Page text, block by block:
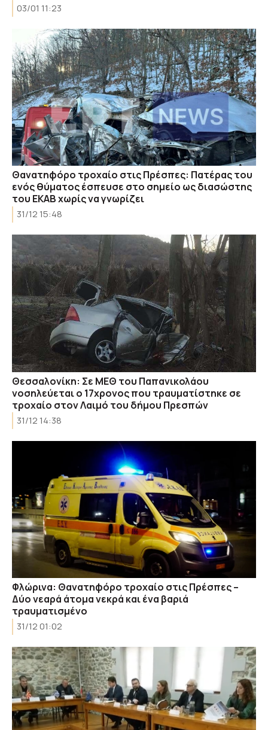
03/01 11:23
Θανατηφόρο τροχαίο στις Πρέσπες: Πατέρας του
ενός θύματος έσπευσε στο σημείο ως διασώστης
του ΕΚΑΒ χωρίς να γνωρίζει
31/12 15:48
Θεσσαλονίκη: Σε ΜΕΘ του Παπανικολάου
νοσηλεύεται ο 17χρονος που τραυματίστηκε σε
τροχαίο στον Λαιμό του δήμου Πρεσπών
31/12 14:38
Φλώρινα: Θανατηφόρο τροχαίο στις Πρέσπες –
Δύο νεαρά άτομα νεκρά και ένα βαριά
τραυματισμένο
31/12 01:02